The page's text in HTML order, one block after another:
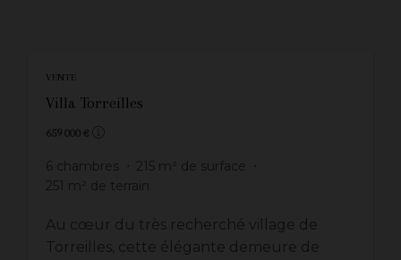
VENTE
Villa Torreilles
659 000 €
6 chambres 215 m² de surface
251 m² de terrain
Au cœur du très recherché village de
Torreilles, cette élégante demeure de